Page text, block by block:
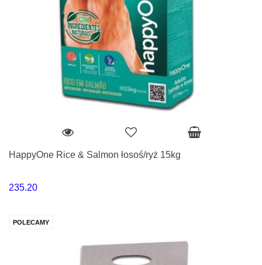
HappyOne Rice & Salmon łosoś/ryż 15kg
235.20
POLECAMY